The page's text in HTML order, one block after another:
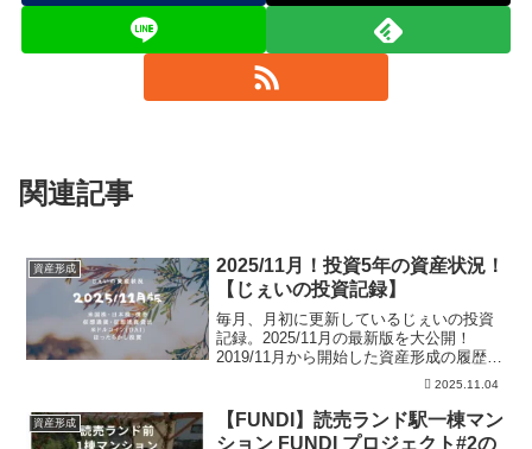
関連記事
資産形成
2025/11月！投資5年の資産状況！
【じぇいの投資記録】
毎月、月初に更新しているじぇいの投資
記録。2025/11月の最新版を大公開！
2019/11月から開始した資産形成の履歴。
米国株、日本株、仮想通貨、自動売買、
ほったらかし投資の資産を公開。また現
金含めた、じぇいの総資産も公開中！
2025.11.04
資産形成
【FUNDI】読売ランド駅一棟マン
ション FUNDI プロジェクト#2の